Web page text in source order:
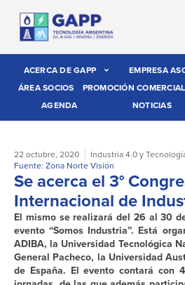
ACERCA DE GAPP EMPRESA
ÁREA SOCIOS
PROMOCIÓN COMERCIAL
AGENDA
NOTICIAS
22 octubre, 2020 Industria 4.0 y
Fuente: Zona Norte Visión
Se acerca el 3°
Internacional de
El mismo se realizará del 26 al 30
evento “Somos Industria”. Está
ADIBA, la Universidad Tecnológica
General Pacheco, la Universidad
de España. El evento contará con